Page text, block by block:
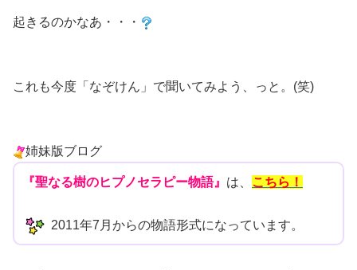
起きるのかなあ・・・
これも今度「なぞけん」で聞いてみよう、っと。(笑)
姉妹版ブログ
『聖なる樹のヒプノセラピー物語』 は、 こちら！
2011年7月からの物語形式になっています。